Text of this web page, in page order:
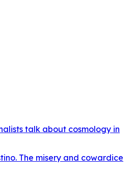
talk about cosmology in
The misery and cowardice